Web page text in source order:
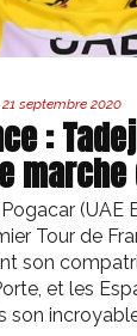
21 septembre 2020
:
marche
(UAE
Tour de
son
et les
son